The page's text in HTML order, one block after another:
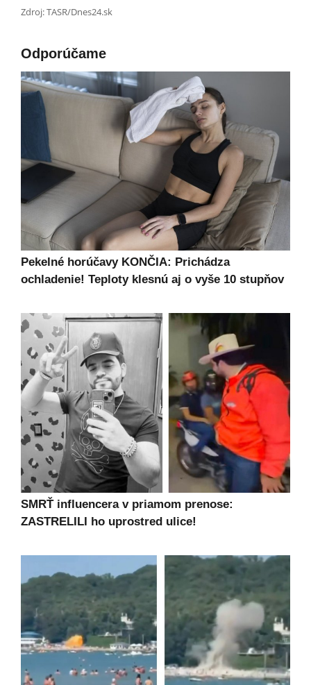
Zdroj: TASR/Dnes24.sk
Odporúčame
Pekelné horúčavy KONČIA: Prichádza
ochladenie! Teploty klesnú aj o vyše 10 stupňov
SMRŤ influencera v priamom prenose:
ZASTRELILI ho uprostred ulice!